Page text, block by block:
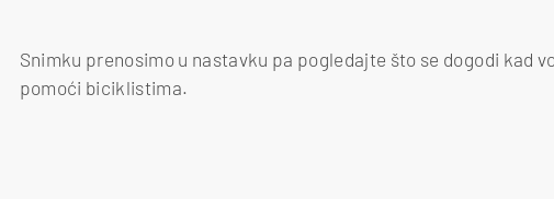
Snimku prenosimo u nastavku pa pogledajte što se dogodi kad
pomoći biciklistima.